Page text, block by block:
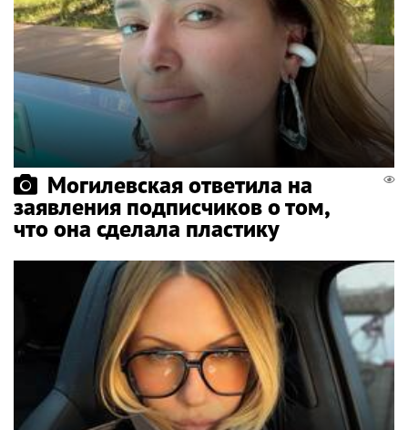
Могилевская ответила на
заявления подписчиков о том,
что она сделала пластику